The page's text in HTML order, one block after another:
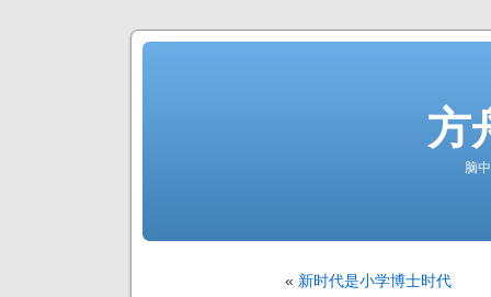
方
脑
« 新时代是小学博士时代